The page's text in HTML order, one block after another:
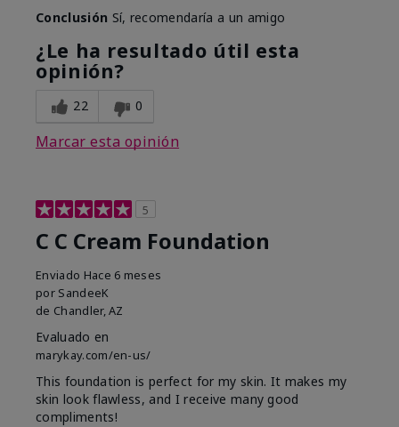
Conclusión Sí, recomendaría a un amigo
¿Le ha resultado útil esta
opinión?
22 0
Marcar esta opinión
5
C C Cream Foundation
Enviado Hace 6 meses
por SandeeK
de Chandler, AZ
Evaluado en
marykay.com/en-us/
This foundation is perfect for my skin. It makes my
skin look flawless, and I receive many good
compliments!